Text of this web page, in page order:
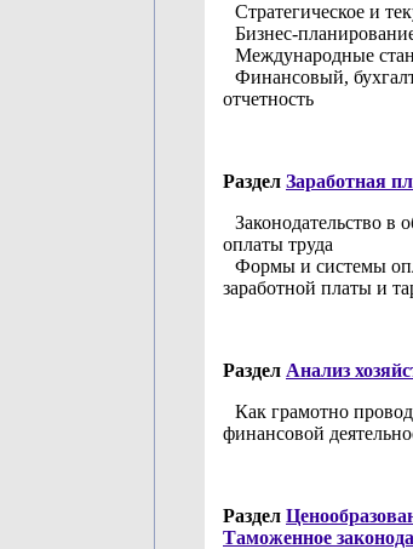
Стратегическое и
Бизнес-
Международные
Финансовый,
отчетность
Раздел Заработная
Законодательство в
оплаты труда
Формы и системы
заработной платы и
Раздел Анализ
Как грамотно
финансовой
Раздел
Таможенное